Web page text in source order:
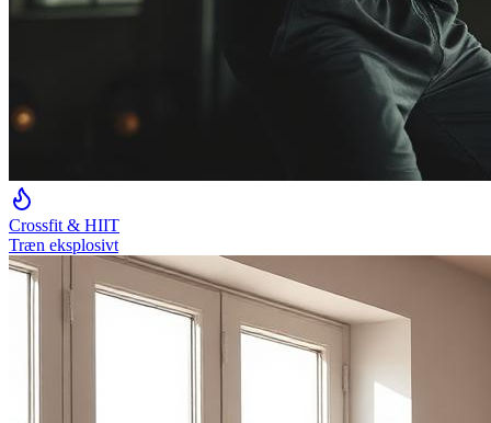
Crossfit & HIIT
Træn eksplosivt